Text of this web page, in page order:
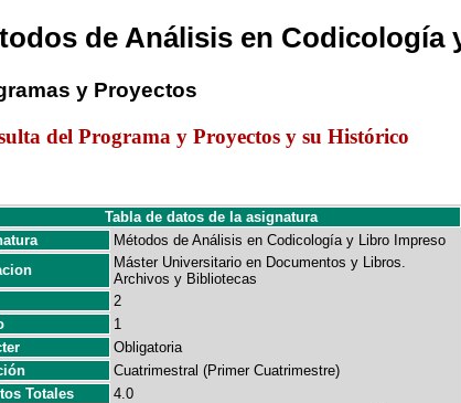
de Análisis en Codicología
y Proyectos
del Programa y Proyectos y su Histórico
Tabla de datos de la asignatura
Métodos de Análisis en Codicología y Libro Impreso
Máster Universitario en Documentos y Libros.
Archivos y Bibliotecas
2
1
Obligatoria
Cuatrimestral (Primer Cuatrimestre)
Totales
4.0